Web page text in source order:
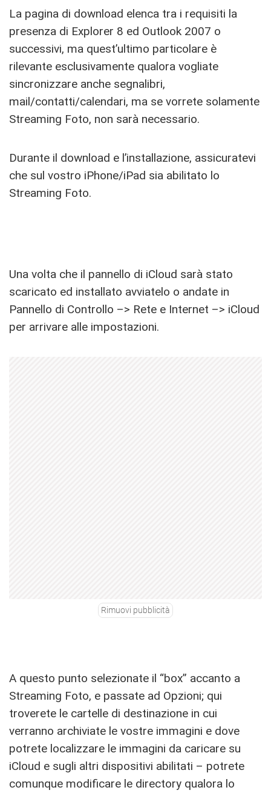
La pagina di download elenca tra i requisiti la
presenza di Explorer 8 ed Outlook 2007 o
successivi, ma quest’ultimo particolare è
rilevante esclusivamente qualora vogliate
sincronizzare anche segnalibri,
mail/contatti/calendari, ma se vorrete solamente
Streaming Foto, non sarà necessario.
Durante il download e l’installazione, assicuratevi
che sul vostro iPhone/iPad sia abilitato lo
Streaming Foto.
Una volta che il pannello di iCloud sarà stato
scaricato ed installato avviatelo o andate in
Pannello di Controllo –> Rete e Internet –> iCloud
per arrivare alle impostazioni.
Rimuovi pubblicità
A questo punto selezionate il “box” accanto a
Streaming Foto, e passate ad Opzioni; qui
troverete le cartelle di destinazione in cui
verranno archiviate le vostre immagini e dove
potrete localizzare le immagini da caricare su
iCloud e sugli altri dispositivi abilitati – potrete
comunque modificare le directory qualora lo